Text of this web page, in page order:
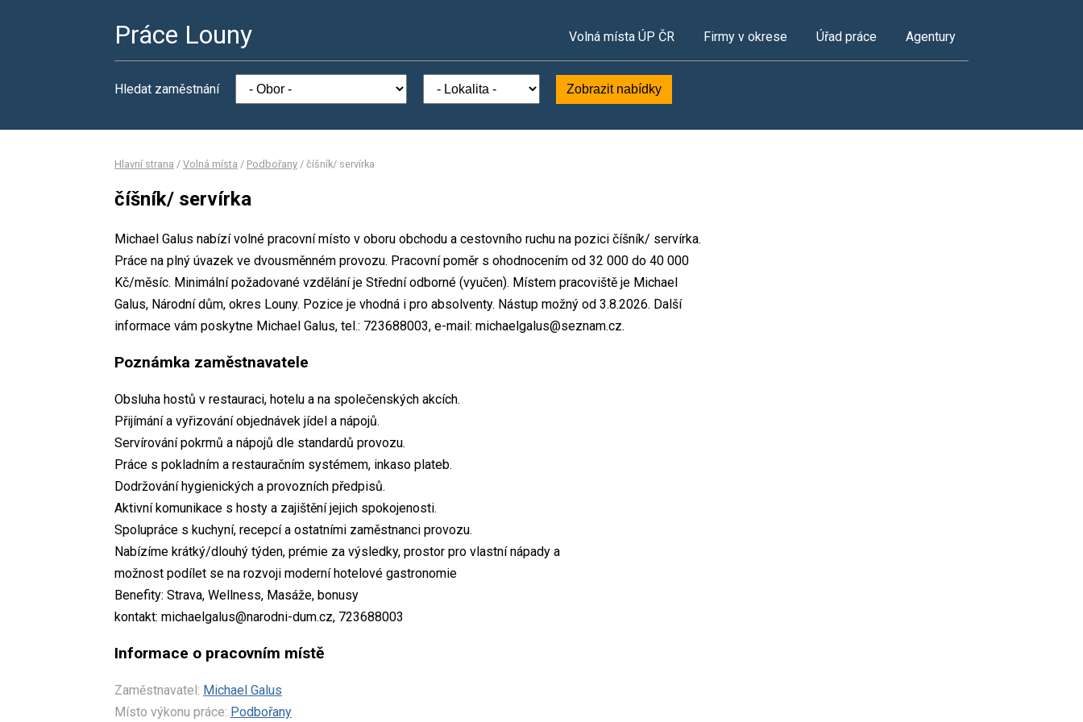
Práce Louny Volná místa ÚP ČR Firmy v okrese Úřad práce Agentury
Hledat zaměstnání Zobrazit nabídky
Hlavní strana / Volná místa / Podbořany / číšník/ servírka
číšník/ servírka
Michael Galus nabízí volné pracovní místo v oboru obchodu a cestovního ruchu na pozici číšník/ servírka.
Práce na plný úvazek ve dvousměnném provozu. Pracovní poměr s ohodnocením od 32 000 do 40 000
Kč/měsíc. Minimální požadované vzdělání je Střední odborné (vyučen). Místem pracoviště je Michael
Galus, Národní dům, okres Louny. Pozice je vhodná i pro absolventy. Nástup možný od 3.8.2026. Další
informace vám poskytne Michael Galus, tel.: 723688003, e-mail: michaelgalus@seznam.cz.
Poznámka zaměstnavatele
Obsluha hostů v restauraci, hotelu a na společenských akcích.
Přijímání a vyřizování objednávek jídel a nápojů.
Servírování pokrmů a nápojů dle standardů provozu.
Práce s pokladním a restauračním systémem, inkaso plateb.
Dodržování hygienických a provozních předpisů.
Aktivní komunikace s hosty a zajištění jejich spokojenosti.
Spolupráce s kuchyní, recepcí a ostatními zaměstnanci provozu.
Nabízíme krátký/dlouhý týden, prémie za výsledky, prostor pro vlastní nápady a
možnost podílet se na rozvoji moderní hotelové gastronomie
Benefity: Strava, Wellness, Masáže, bonusy
kontakt: michaelgalus@narodni-dum.cz, 723688003
Informace o pracovním místě
Zaměstnavatel: Michael Galus
Místo výkonu práce: Podbořany